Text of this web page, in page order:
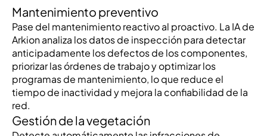
Mantenimiento preventivo
Pase del mantenimiento reactivo al proactivo. La IA de
Arkion analiza los datos de inspección para detectar
anticipadamente los defectos de los componentes,
priorizar las órdenes de trabajo y optimizar los
programas de mantenimiento, lo que reduce el
tiempo de inactividad y mejora la confiabilidad de la
red.
Gestión de la vegetación